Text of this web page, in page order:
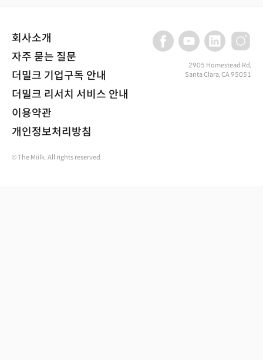
회사소개
자주 묻는 질문
더밀크 기업구독 안내
더밀크 리서치 서비스 안내
이용약관
개인정보처리방침
2905 Homestead Rd,
Santa Clara, CA 95051
© The Miilk. All rights reserved.